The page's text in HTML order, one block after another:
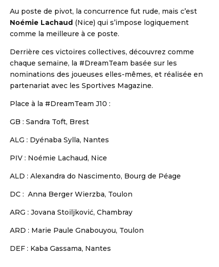
Au poste de pivot, la concurrence fut rude, mais c’est
Noémie Lachaud (Nice) qui s’impose logiquement
comme la meilleure à ce poste.
Derrière ces victoires collectives, découvrez comme
chaque semaine, la #DreamTeam basée sur les
nominations des joueuses elles-mêmes, et réalisée en
partenariat avec les Sportives Magazine.
Place à la #DreamTeam J10 :
GB : Sandra Toft, Brest
ALG : Dyénaba Sylla, Nantes
PIV : Noémie Lachaud, Nice
ALD : Alexandra do Nascimento, Bourg de Péage
DC : Anna Berger Wierzba, Toulon
ARG : Jovana Stoiljković, Chambray
ARD : Marie Paule Gnabouyou, Toulon
DEF : Kaba Gassama, Nantes